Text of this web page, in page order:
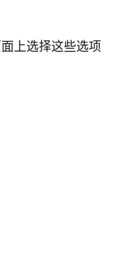
上选择这些选项